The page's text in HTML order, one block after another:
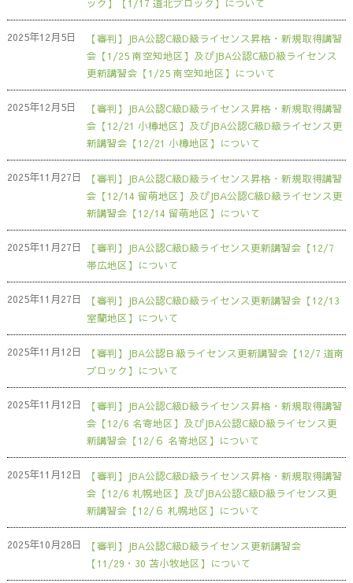
ック】【1/17 道北ブロック】について
2025年12月5日
【審判】JBA公認C級D級ライセンス昇格・新規取得講習
会【1/25 南空知地区】及びJBA公認C級D級ライセンス
更新講習会【1/25 南空知地区】について
2025年12月5日
【審判】JBA公認C級D級ライセンス昇格・新規取得講習
会【12/21 小樽地区】及びJBA公認C級D級ライセンス更
新講習会【12/21 小樽地区】について
2025年11月27日
【審判】JBA公認C級D級ライセンス昇格・新規取得講習
会【12/14 留萌地区】及びJBA公認C級D級ライセンス更
新講習会【12/14 留萌地区】について
2025年11月27日
【審判】JBA公認C級D級ライセンス更新講習会【12/7
帯広地区】について
2025年11月27日
【審判】JBA公認C級D級ライセンス更新講習会【12/13
室蘭地区】について
2025年11月12日
【審判】JBA公認Ｂ級ライセンス更新講習会【12/7 道南
ブロック】について
2025年11月12日
【審判】JBA公認C級D級ライセンス昇格・新規取得講習
会【12/6 名寄地区】及びJBA公認C級D級ライセンス更
新講習会【12/６ 名寄地区】について
2025年11月12日
【審判】JBA公認C級D級ライセンス昇格・新規取得講習
会【12/6 札幌地区】及びJBA公認C級D級ライセンス更
新講習会【12/６ 札幌地区】について
2025年10月28日
【審判】JBA公認C級D級ライセンス更新講習会
【11/29・30 苫小牧地区】について